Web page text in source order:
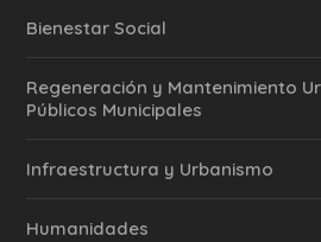
Bienestar Social
Regeneración y Mantenimiento
Públicos Municipales
Infraestructura y Urbanismo
Humanidades